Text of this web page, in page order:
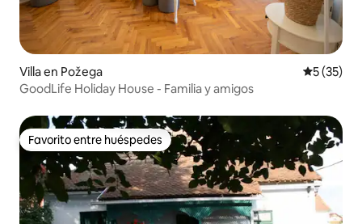
Villa en Požega
5 (35)
GoodLife Holiday House - Familia y amigos
Favorito entre huéspedes
Favorito entre huéspedes